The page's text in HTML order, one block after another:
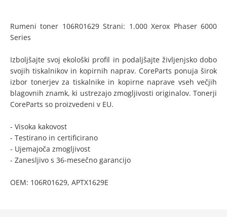
Rumeni toner 106R01629 Strani: 1.000 Xerox Phaser 6000
Series
Izboljšajte svoj ekološki profil in podaljšajte življenjsko dobo
svojih tiskalnikov in kopirnih naprav. CoreParts ponuja širok
izbor tonerjev za tiskalnike in kopirne naprave vseh večjih
blagovnih znamk, ki ustrezajo zmogljivosti originalov. Tonerji
CoreParts so proizvedeni v EU.
- Visoka kakovost
- Testirano in certificirano
- Ujemajoča zmogljivost
- Zanesljivo s 36-mesečno garancijo
OEM: 106R01629, APTX1629E